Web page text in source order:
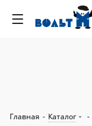
Главная - Каталог -